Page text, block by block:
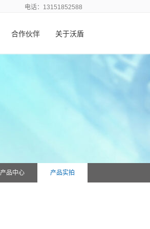
电话：13151852588
合作伙伴 关于沃盾
产品实拍
产品中心